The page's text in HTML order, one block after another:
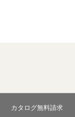
カタログ無料請求